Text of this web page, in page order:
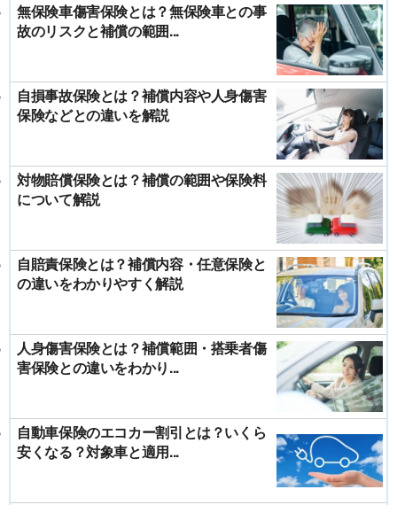
無保険車傷害保険とは？無保険車との事
故のリスクと補償の範囲...
自損事故保険とは？補償内容や人身傷害
保険などとの違いを解説
対物賠償保険とは？補償の範囲や保険料
について解説
自賠責保険とは？補償内容・任意保険と
の違いをわかりやすく解説
人身傷害保険とは？補償範囲・搭乗者傷
害保険との違いをわかり...
自動車保険のエコカー割引とは？いくら
安くなる？対象車と適用...